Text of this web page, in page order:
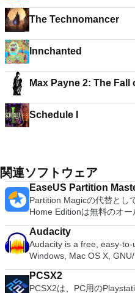
The Technomancer
Innchanted
Max Payne 2: The Fall
Schedule I
関連ソフトウェア
EaseUS Partition
Partition Magicの代替とし
Home Editionは無料のオー
ーションおよびディスク
ョンの拡張（特にシステム
理、MBRおよびGUIDパー
クのディスク領域不足の問
ィションのサイズ変更/移
スクとパーティションをコ
Audacity
Audacity is a free, easy-
Windows, Mac OS X,
systems. You can use Audacity to: Record live
tapes and records into digital
Vorbis, MP3, WAV or AIFF sound files. Cut,
PCSX2
PCSX2は、PC用の